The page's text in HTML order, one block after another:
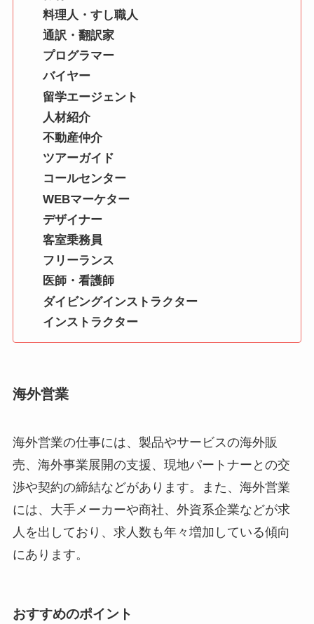
料理人・すし職人
通訳・翻訳家
プログラマー
バイヤー
留学エージェント
人材紹介
不動産仲介
ツアーガイド
コールセンター
WEBマーケター
デザイナー
客室乗務員
フリーランス
医師・看護師
ダイビングインストラクター
インストラクター
海外営業
海外営業の仕事には、製品やサービスの海外販
売、海外事業展開の支援、現地パートナーとの交
渉や契約の締結などがあります。また、海外営業
には、大手メーカーや商社、外資系企業などが求
人を出しており、求人数も年々増加している傾向
にあります。
おすすめのポイント